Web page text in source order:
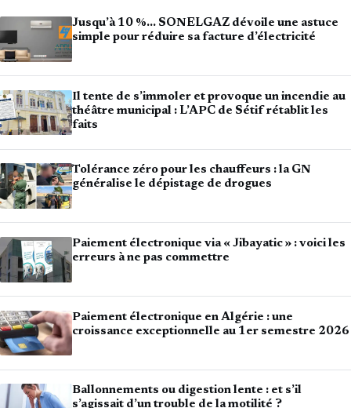
Jusqu’à 10 %… SONELGAZ dévoile une astuce
simple pour réduire sa facture d’électricité
Il tente de s’immoler et provoque un incendie au
théâtre municipal : L’APC de Sétif rétablit les
faits
Tolérance zéro pour les chauffeurs : la GN
généralise le dépistage de drogues
Paiement électronique via « Jibayatic » : voici les
erreurs à ne pas commettre
Paiement électronique en Algérie : une
croissance exceptionnelle au 1er semestre 2026
Ballonnements ou digestion lente : et s’il
s’agissait d’un trouble de la motilité ?